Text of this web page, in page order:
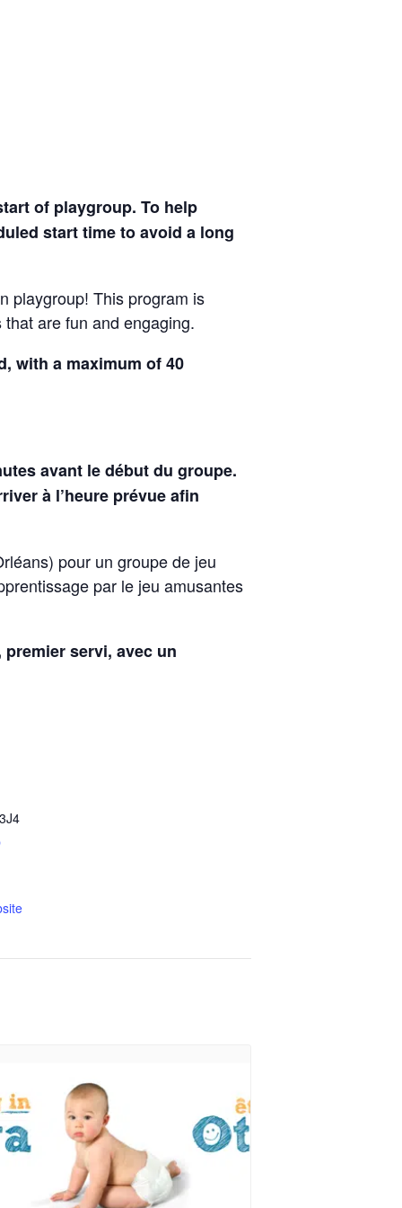
of playgroup. To help
start time to avoid a long
playgroup! This program is
are fun and engaging.
with a maximum of 40
avant le début du groupe.
à l’heure prévue afin
pour un groupe de jeu
par le jeu amusantes
servi, avec un